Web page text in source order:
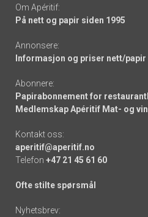
Om Apéritif:
På nett og papir siden 1995
Annonsere:
Informasjon og priser nett/papir
Abonnere:
Papirabonnement for
Medlemskap Apéritif Mat- og
Kontakt oss:
aperitif@aperitif.no
Telefon +47 21 45 61 60
Ofte stilte spørsmål
Nyhetsbrev: